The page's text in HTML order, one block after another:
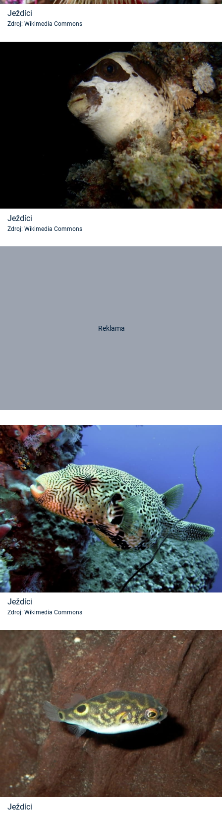
Časopis
Ježdíci
Zdroj: Wikimedia Commons
Ježdíci
Zdroj: Wikimedia Commons
Ježdíci
Zdroj: Wikimedia Commons
Ježdíci